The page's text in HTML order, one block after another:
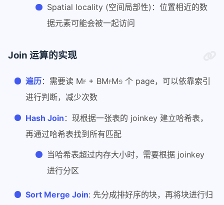
Spatial locality (空间局部性)：位置相近的数
据元素可能会被一起访问
Join 运算的实现
遍历：需要读 Mr + BMrMs 个 page，可以依靠索引
进行判断，减少次数
Hash Join ：现根据一张表的 joinkey 建立哈希表，
再通过哈希表找到所有匹配
当哈希表超过内存大小时，需要根据 joinkey
进行分区
Sort Merge Join: 先分成排好序的块，再将块进行归